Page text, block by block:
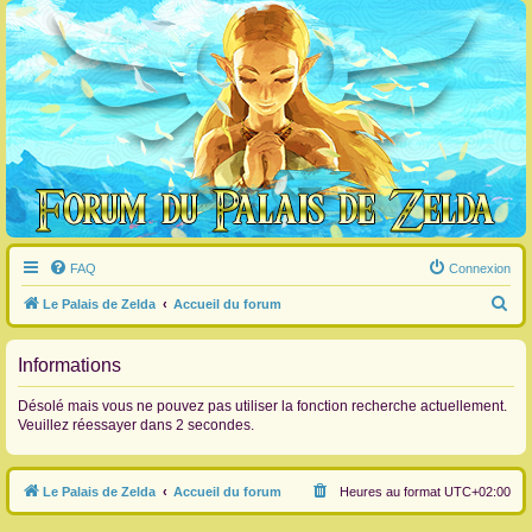
FAQ Connexion
Le Palais de Zelda Accueil du forum
e
h
c
Informations
Désolé mais vous ne pouvez pas utiliser la fonction recherche actuellement.
Veuillez réessayer dans 2 secondes.
Le Palais de Zelda Accueil du forum Heures au format UTC+02:00